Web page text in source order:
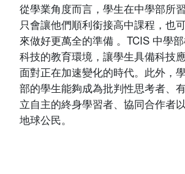
從學業角度而言，學生在中學部所
只會讓他們順利銜接高中課程，也
來做好更萬全的準備 。TCIS 中學
科技的教育環境，讓學生具備科技
面對正在加速變化的時代。此外，
部的學生能夠成為批判性思考者、
立自主的終身學習者、協同合作者
地球公民。